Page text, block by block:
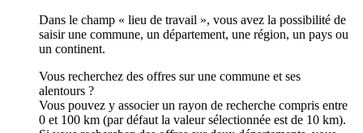
Dans le champ « lieu de travail », vous avez la possibilité de
saisir une commune, un département, une région, un pays ou
un continent.
Vous recherchez des offres sur une commune et ses
alentours ?
Vous pouvez y associer un rayon de recherche compris entre
0 et 100 km (par défaut la valeur sélectionnée est de 10 km).